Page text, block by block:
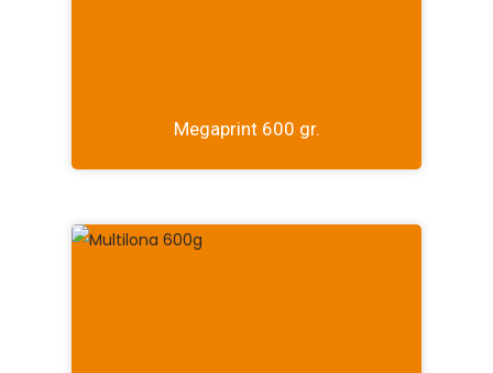
Megaprint 600 gr.